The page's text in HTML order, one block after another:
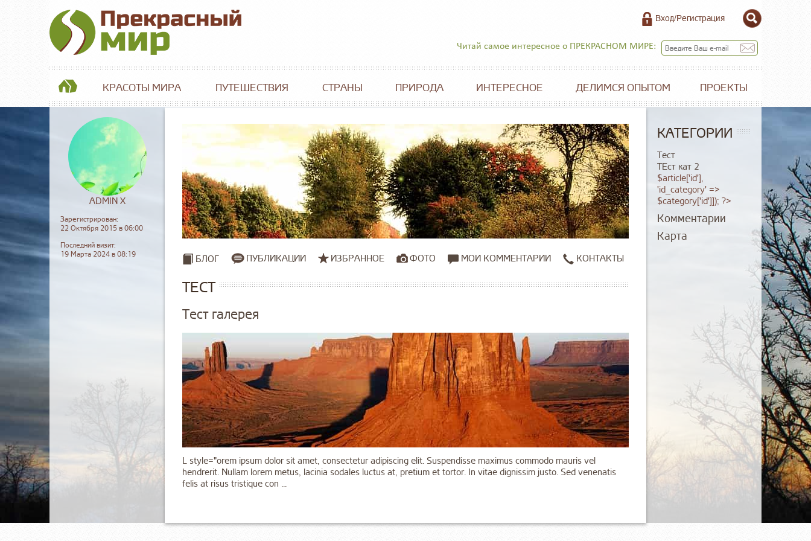
Вход/Регистрация
Читай самое интересное о ПРЕКРАСНОМ МИРЕ:
КРАСОТЫ МИРА ПУТЕШЕСТВИЯ СТРАНЫ ПРИРОДА ИНТЕРЕСНОЕ ДЕЛИМСЯ ОПЫТОМ ПРОЕКТЫ
ADMIN X
Зарегистрирован:
22 Октября 2015 в 06:00
Последний визит:
19 Марта 2024 в 08:19
БЛОГ ПУБЛИКАЦИИ ИЗБРАННОЕ ФОТО МОИ КОММЕНТАРИИ КОНТАКТЫ
ТЕСТ
Тест галерея
L style="orem ipsum dolor sit amet, consectetur adipiscing elit. Suspendisse maximus commodo mauris vel
hendrerit. Nullam lorem metus, lacinia sodales luctus at, pretium et tortor. In vitae dignissim justo. Sed venenatis
felis at risus tristique con ...
КАТЕГОРИИ
Тест
ТЕст кат 2
$article['id'],
'id_category' =>
$category['id']]); ?>
Комментарии
Карта